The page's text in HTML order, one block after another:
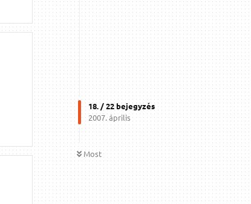
18. /22bejegyzés
2007. április
Most